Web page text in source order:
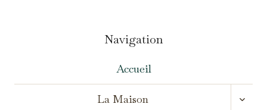
Navigation
Accueil
La Maison